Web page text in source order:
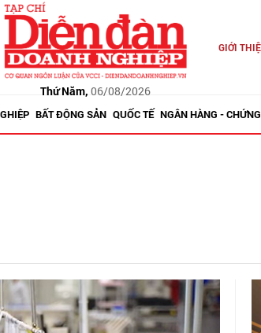
Thứ Năm, 06/08/2026
GIỚI
BẤT ĐỘNG SẢN QUỐC TẾ NGÂN HÀNG -